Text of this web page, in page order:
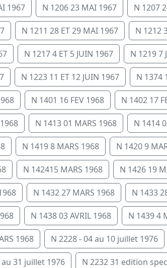
1967 N 1206 23 MAI 1967 N 1207
N 1211 28 ET 29 MAI 1967 N 1212
N 1217 4 ET 5 JUIN 1967 N 1219 7
N 1223 11 ET 12 JUIN 1967 N 1374
N 1401 16 FEV 1968 N 1402 17
N 1413 01 MARS 1968 N 1414
N 1419 8 MARS 1968 N 1420 9
N 142415 MARS 1968 N 1426 19
N 1432 27 MARS 1968 N 1433
N 1438 03 AVRIL 1968 N 1439 4
1968 N 2228 - 04 au 10 juillet 1976
au 31 juillet 1976 N 2232 31 edition